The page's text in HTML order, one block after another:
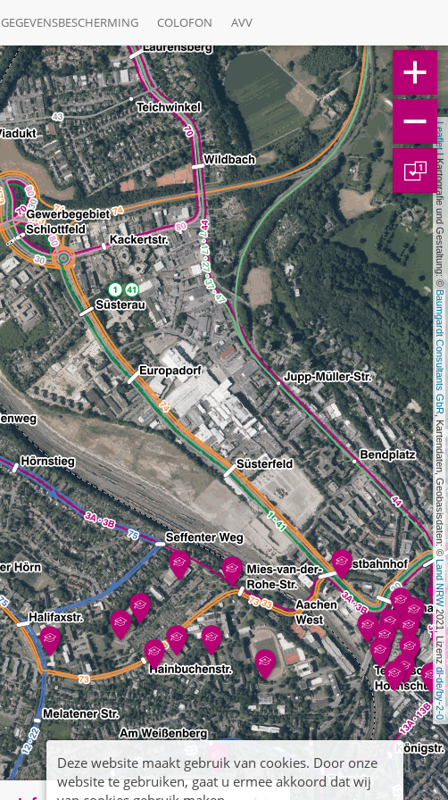
GEGEVENSBESCHERMING COLOFON AVV
Leaflet
| Kartografie und Gestaltung: ©
Baumgardt Consultants GbR
, Kartendaten, Geobasisdaten: ©
Land NRW
2021, Lizenz
dl-de/by-2-0
1
Deze website maakt gebruik van cookies. Door onze
website te gebruiken, gaat u ermee akkoord dat wij